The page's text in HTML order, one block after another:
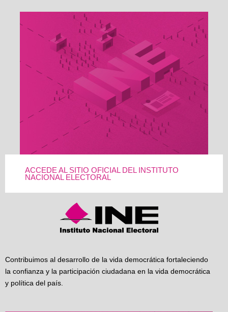
ACCEDE AL SITIO OFICIAL DEL INSTITUTO
NACIONAL ELECTORAL
Contribuimos al desarrollo de la vida democrática fortaleciendo
la confianza y la participación ciudadana en la vida democrática
y política del país.